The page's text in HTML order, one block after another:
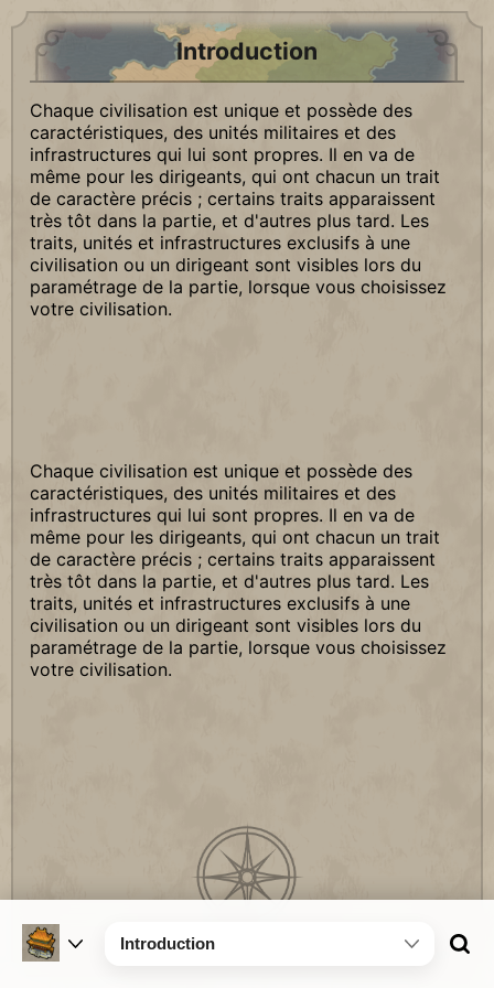
Introduction
Chaque civilisation est unique et possède des
caractéristiques, des unités militaires et des
infrastructures qui lui sont propres. Il en va de
même pour les dirigeants, qui ont chacun un trait
de caractère précis ; certains traits apparaissent
très tôt dans la partie, et d'autres plus tard. Les
traits, unités et infrastructures exclusifs à une
civilisation ou un dirigeant sont visibles lors du
paramétrage de la partie, lorsque vous choisissez
votre civilisation.
Chaque civilisation est unique et possède des
caractéristiques, des unités militaires et des
infrastructures qui lui sont propres. Il en va de
même pour les dirigeants, qui ont chacun un trait
de caractère précis ; certains traits apparaissent
très tôt dans la partie, et d'autres plus tard. Les
traits, unités et infrastructures exclusifs à une
civilisation ou un dirigeant sont visibles lors du
paramétrage de la partie, lorsque vous choisissez
votre civilisation.
Introduction